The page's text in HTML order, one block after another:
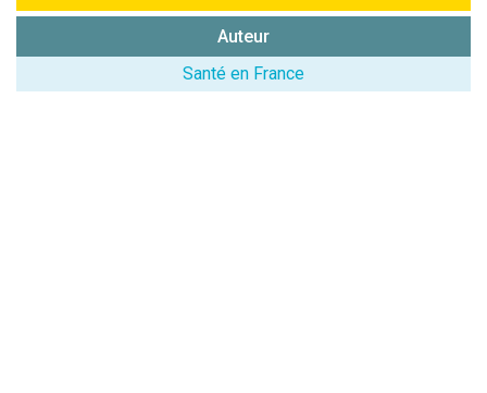
(En cliquant sur 'Valider', j'accepte que mon avis
Auteur
Santé en France